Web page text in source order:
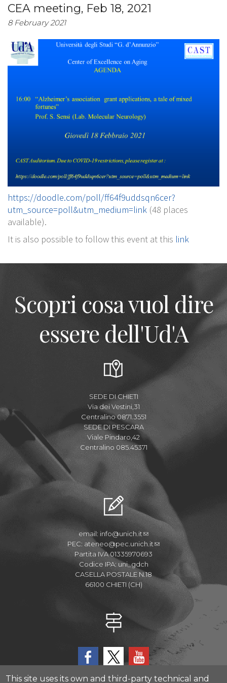
CEA meeting, Feb 18, 2021
8 February 2021
https://doodle.com/poll/ff64f9uddsqn6cer?
utm_source=poll&utm_medium=link (48 places
available).
It is also possible to follow this event at this link
Scopri cosa vuol dire
essere dell'Ud'A
SEDE DI CHIETI
Via dei Vestini,31
Centralino 0871.3551
SEDE DI PESCARA
Viale Pindaro,42
Centralino 085.45371
email: info@unich.it
PEC: ateneo@pec.unich.it
Partita IVA 01335970693
Codice IPA: uni_gdch
CASELLA POSTALE N.18
66100 CHIETI (CH)
This site uses its own and third-party technical and